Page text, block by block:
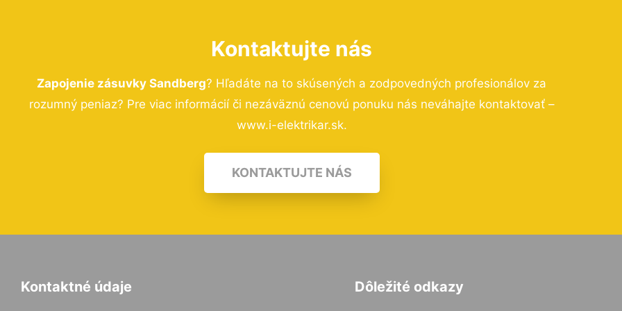
Kontaktujte nás
Zapojenie zásuvky Sandberg? Hľadáte na to skúsených a zodpovedných profesionálov za
rozumný peniaz? Pre viac informácií či nezáväznú cenovú ponuku nás neváhajte kontaktovať –
www.i-elektrikar.sk.
KONTAKTUJTE NÁS
Kontaktné údaje Dôležité odkazy